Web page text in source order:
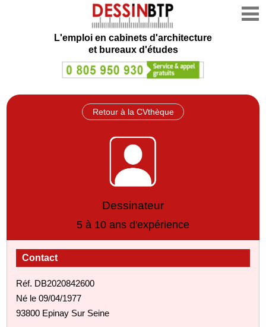
L'emploi en cabinets d'architecture
et bureaux d'études
Retour à la CVthèque
Dessinateur
5 à 10 ans d'expérience
Contact
Réf. DB2020842600
Né le 09/04/1977
93800 Epinay Sur Seine